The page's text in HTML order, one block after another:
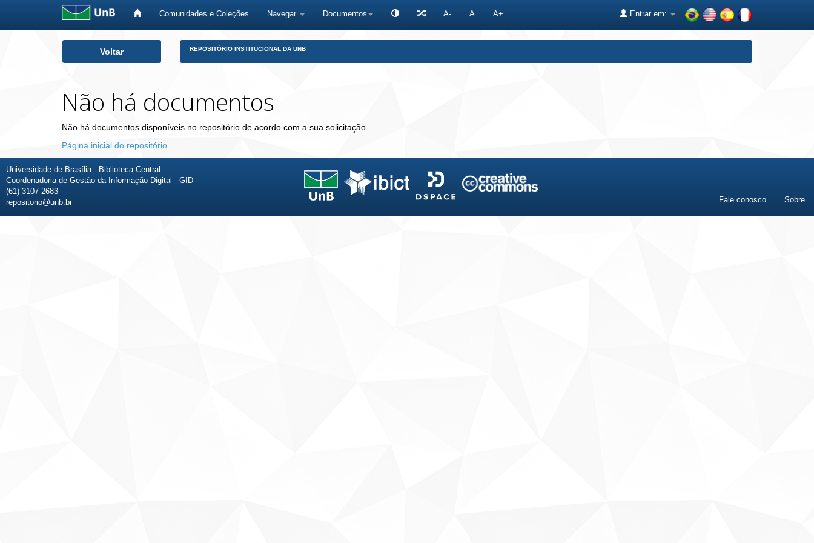
Comunidades e Coleções Navegar Documentos A- A A+ Entrar em:
Voltar REPOSITÓRIO INSTITUCIONAL DA UNB
Não há documentos
Não há documentos disponíveis no repositório de acordo com a sua solicitação.
Página inicial do repositório
Universidade de Brasília - Biblioteca Central
Coordenadoria de Gestão da Informação Digital - GID
(61) 3107-2683
repositorio@unb.br
Fale conosco Sobre